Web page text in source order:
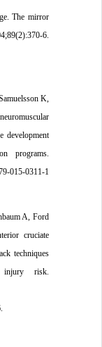
The mirror
6.
Samuelsson K,
development
programs.
015-0311-1
A, Ford
cruciate
techniques
injury risk.